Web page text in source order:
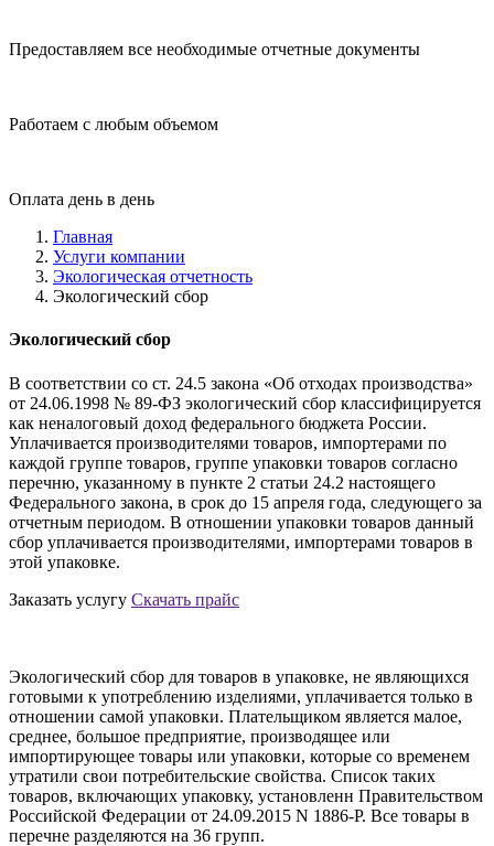
Предоставляем все необходимые отчетные документы
Работаем с любым объемом
Оплата день в день
Главная
Услуги компании
Экологическая отчетность
Экологический сбор
Экологический сбор
В соответствии со ст. 24.5 закона «Об отходах производства»
от 24.06.1998 № 89-ФЗ экологический сбор классифицируется
как неналоговый доход федерального бюджета России.
Уплачивается производителями товаров, импортерами по
каждой группе товаров, группе упаковки товаров согласно
перечню, указанному в пункте 2 статьи 24.2 настоящего
Федерального закона, в срок до 15 апреля года, следующего за
отчетным периодом. В отношении упаковки товаров данный
сбор уплачивается производителями, импортерами товаров в
этой упаковке.
Заказать услугу Скачать прайс
Экологический сбор для товаров в упаковке, не являющихся
готовыми к употреблению изделиями, уплачивается только в
отношении самой упаковки. Плательщиком является малое,
среднее, большое предприятие, производящее или
импортирующее товары или упаковки, которые со временем
утратили свои потребительские свойства. Список таких
товаров, включающих упаковку, установленн Правительством
Российской Федерации от 24.09.2015 N 1886-Р. Все товары в
перечне разделяются на 36 групп.